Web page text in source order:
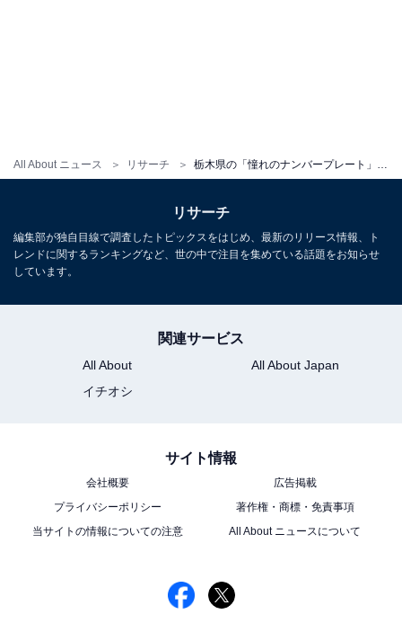
All About ニュース リサーチ
リサーチ
編集部が独自目線で調査したトピックスをはじめ、最新のリリース情報、ト
レンドに関するランキングなど、世の中で注目を集めている話題をお知らせ
しています。
関連サービス
All About
All About Japan
イチオシ
サイト情報
会社概要
広告掲載
プライバシーポリシー
著作権・商標・免責事項
当サイトの情報についての注意
All About ニュースについて